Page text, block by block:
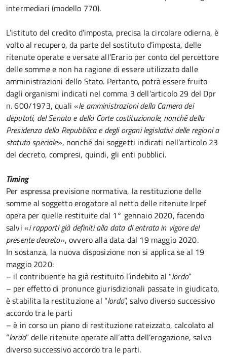
intermediari (modello 770).
L’istituto del credito d’imposta, precisa la circolare odierna, è
volto al recupero, da parte del sostituto d’imposta, delle
ritenute operate e versate all’Erario per conto del percettore
delle somme e non ha ragione di essere utilizzato dalle
amministrazioni dello Stato. Pertanto, potrà essere fruito
dagli organismi indicati nel comma 3 dell’articolo 29 del Dpr
n. 600/1973, quali «le amministrazioni della Camera dei
deputati, del Senato e della Corte costituzionale, nonché della
Presidenza della Repubblica e degli organi legislativi delle regioni a
statuto speciale», nonché dai soggetti indicati nell’articolo 23
del decreto, compresi, quindi, gli enti pubblici.
Timing
Per espressa previsione normativa, la restituzione delle
somme al soggetto erogatore al netto delle ritenute Irpef
opera per quelle restituite dal 1° gennaio 2020, facendo
salvi «i rapporti già definiti alla data di entrata in vigore del
presente decreto», ovvero alla data dal 19 maggio 2020.
In sostanza, la nuova disposizione non si applica se al 19
maggio 2020:
– il contribuente ha già restituito l’indebito al “lordo”
– per effetto di pronunce giurisdizionali passate in giudicato,
è stabilita la restituzione al “lordo”, salvo diverso successivo
accordo tra le parti
– è in corso un piano di restituzione rateizzato, calcolato al
“lordo” delle ritenute operate all’atto dell’erogazione, salvo
diverso successivo accordo tra le parti.